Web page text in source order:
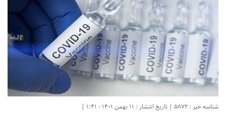
شناسه خبر : 5872 | تاریخ انتشار : 11 بهمن 1401 - 1:41 |